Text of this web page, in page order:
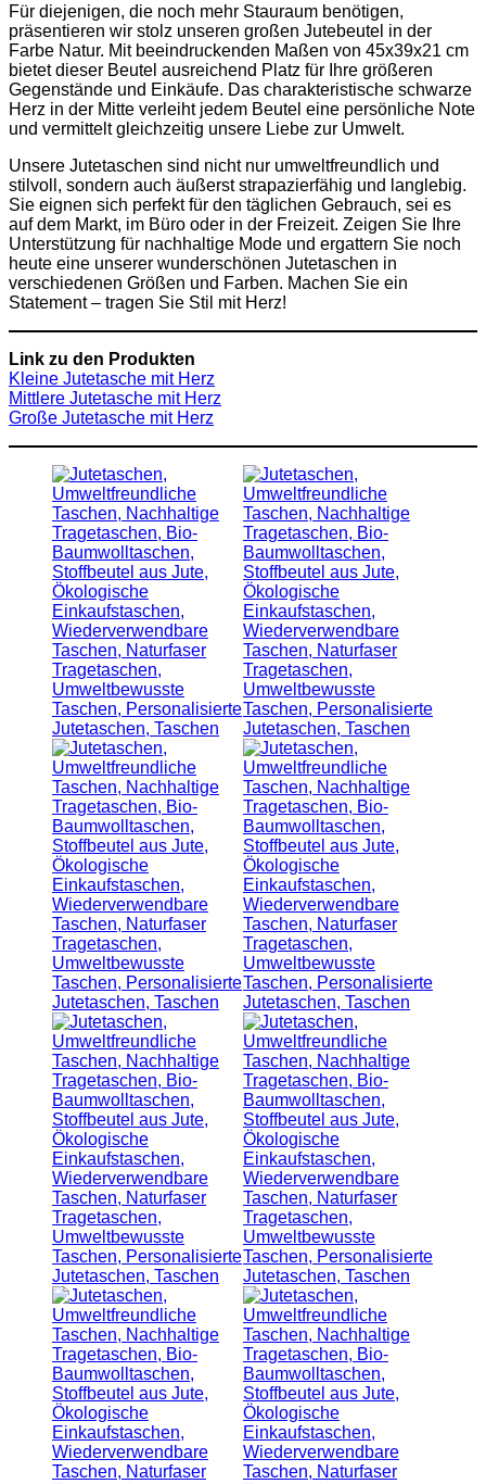
Für diejenigen, die noch mehr Stauraum benötigen,
präsentieren wir stolz unseren großen Jutebeutel in der
Farbe Natur. Mit beeindruckenden Maßen von 45x39x21 cm
bietet dieser Beutel ausreichend Platz für Ihre größeren
Gegenstände und Einkäufe. Das charakteristische schwarze
Herz in der Mitte verleiht jedem Beutel eine persönliche Note
und vermittelt gleichzeitig unsere Liebe zur Umwelt.
Unsere Jutetaschen sind nicht nur umweltfreundlich und
stilvoll, sondern auch äußerst strapazierfähig und langlebig.
Sie eignen sich perfekt für den täglichen Gebrauch, sei es
auf dem Markt, im Büro oder in der Freizeit. Zeigen Sie Ihre
Unterstützung für nachhaltige Mode und ergattern Sie noch
heute eine unserer wunderschönen Jutetaschen in
verschiedenen Größen und Farben. Machen Sie ein
Statement – tragen Sie Stil mit Herz!
Link zu den Produkten
Kleine Jutetasche mit Herz
Mittlere Jutetasche mit Herz
Große Jutetasche mit Herz